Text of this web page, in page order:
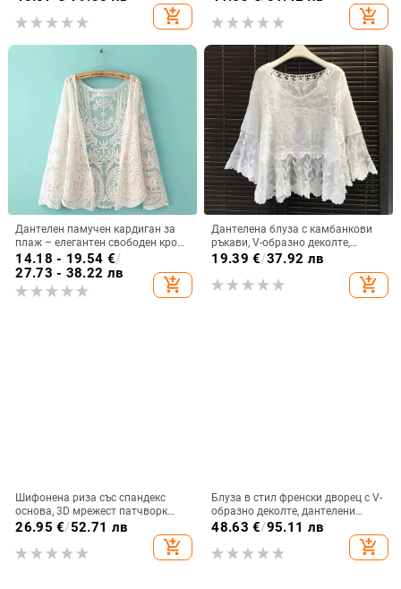
add_shopping_cart
елегантен топ за стройна фигура
add_shopping_cart
Дантелен памучен кардиган за
плаж – елегантен свободен крой,
кръгла яка, дълги ръкави, 90–95%
памук
14.18 - 19.54 €/
27.73 - 38.22 лв
add_shopping_cart
Дантелена блуза с камбанкови
ръкави, V-образно деколте,
флорална бродерия, къса кройка,
19.39 €/37.92 лв
add_shopping_cart
Шифонена риза със спандекс
основа, 3D мрежест патчворк
дизайн и бродерия
26.95 €/52.71 лв
add_shopping_cart
Блуза в стил френски дворец с V-
образно деколте, дантелени
прорези, панели от изкуствен пух
48.63 €/95.11 лв
add_shopping_cart